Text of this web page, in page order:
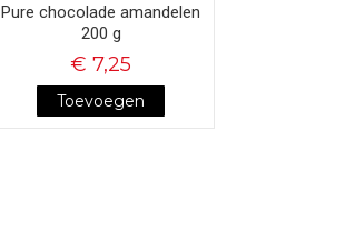
Pure chocolade amandelen
200 g
€ 7,25
Toevoegen